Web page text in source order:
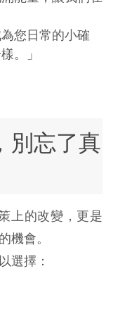
您日常的小確
。」
別忘了真
上的改變，更是
機會。
選擇：